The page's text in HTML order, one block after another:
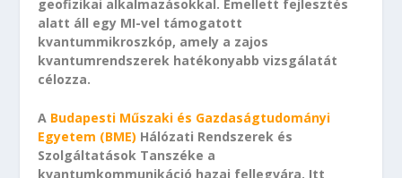
geofizikai alkalmazásokkal. Emellett fejlesztés
alatt áll egy MI-vel támogatott
kvantummikroszkóp, amely a zajos
kvantumrendszerek hatékonyabb vizsgálatát
célozza.
A Budapesti Műszaki és Gazdaságtudományi
Egyetem (BME) Hálózati Rendszerek és
Szolgáltatások Tanszéke a
kvantumkommunikáció hazai fellegvára. Itt